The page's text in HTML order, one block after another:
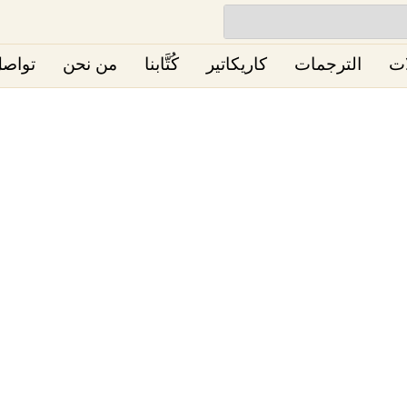
الترجمات كاريكاتير كُتَّابنا من نحن